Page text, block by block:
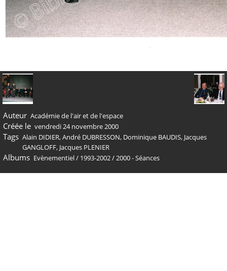
Auteur Académie de l'air et de l'espace
Créée le vendredi 24 novembre 2000
Tags Alain DIDIER,André DUBRESSON, Dominique BAUDIS, Jacques
GANGLOFF, Jacques PLENIER
Albums Evènementiel/ 1993-2002/2000 - Séances